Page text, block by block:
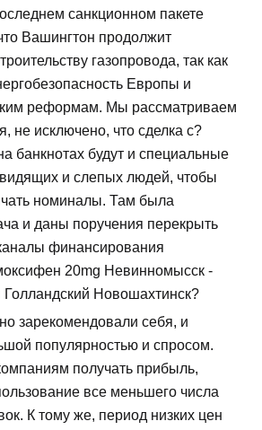
санкционном пакете
Вашингтон продолжит
газопровода, так как
Европы и
реформам. Мы рассматриваем
не исключено, что сделка с?
банкнотах будут и специальные
и слепых людей, чтобы
номиналы. Там была
и даны поручения перекрыть
финансирования
20mg Невинномысск -
Новошахтинск?
зарекомендовали себя, и
популярностью и спросом.
получать прибыль,
все меньшего числа
К тому же, период низких цен